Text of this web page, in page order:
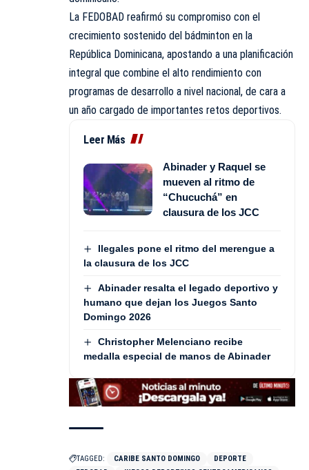
La FEDOBAD reafirmó su compromiso con el
crecimiento sostenido del bádminton en la
República Dominicana, apostando a una planificación
integral que combine el alto rendimiento con
programas de desarrollo a nivel nacional, de cara a
un año cargado de importantes retos deportivos.
Leer Más
Abinader y Raquel se
mueven al ritmo de
“Chucuchá” en
clausura de los JCC
Ilegales pone el ritmo del merengue a
la clausura de los JCC
Abinader resalta el legado deportivo y
humano que dejan los Juegos Santo
Domingo 2026
Christopher Melenciano recibe
medalla especial de manos de Abinader
TAGGED: CARIBE SANTO DOMINGO
DEPORTE